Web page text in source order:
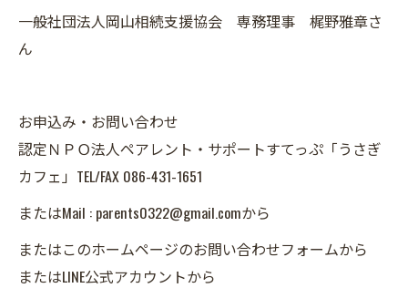
一般社団法人岡山相続支援協会 専務理事 梶野雅章さ
ん
お申込み・お問い合わせ
認定ＮＰＯ法人ペアレント・サポートすてっぷ「うさぎ
カフェ」TEL/FAX 086-431-1651
またはMail : parents0322@gmail.comから
またはこのホームページのお問い合わせフォームから
またはLINE公式アカウントから